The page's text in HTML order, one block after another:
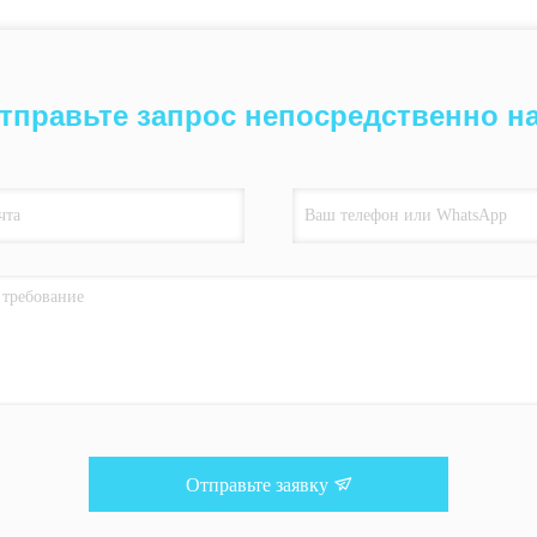
запрос непосредственно
Отправьте заявку